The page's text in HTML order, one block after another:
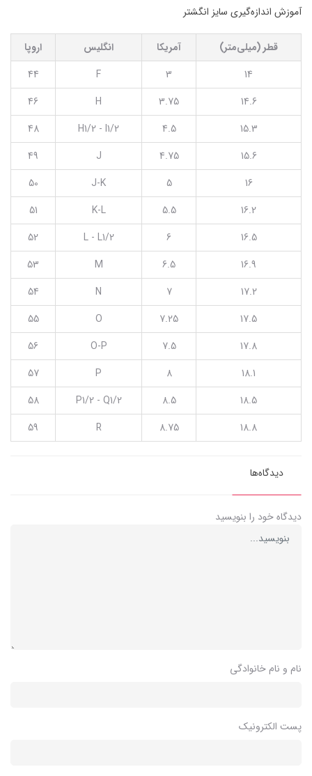
آموزش اندازه‌گیری سایز انگشتر
قطر (میلی‌متر) آمریکا انگلیس
اروپا
14
3
F
44
14.6
3.75
H
46
15.3
4.5
H1/2 - I1/2
48
15.6
4.75
J
49
16
5
J-K
50
16.2
5.5
K-L
51
16.5
6
L - L1/2
52
16.9
6.5
M
53
17.2
7
N
54
17.5
7.25
O
55
17.8
7.5
O-P
56
18.1
8
P
57
18.5
8.5
P1/2 - Q1/2
58
18.8
8.75
R
59
دیدگاه‌ها
دیدگاه خود را بنویسید
نام و نام خانوادگی
پست الکترونیک